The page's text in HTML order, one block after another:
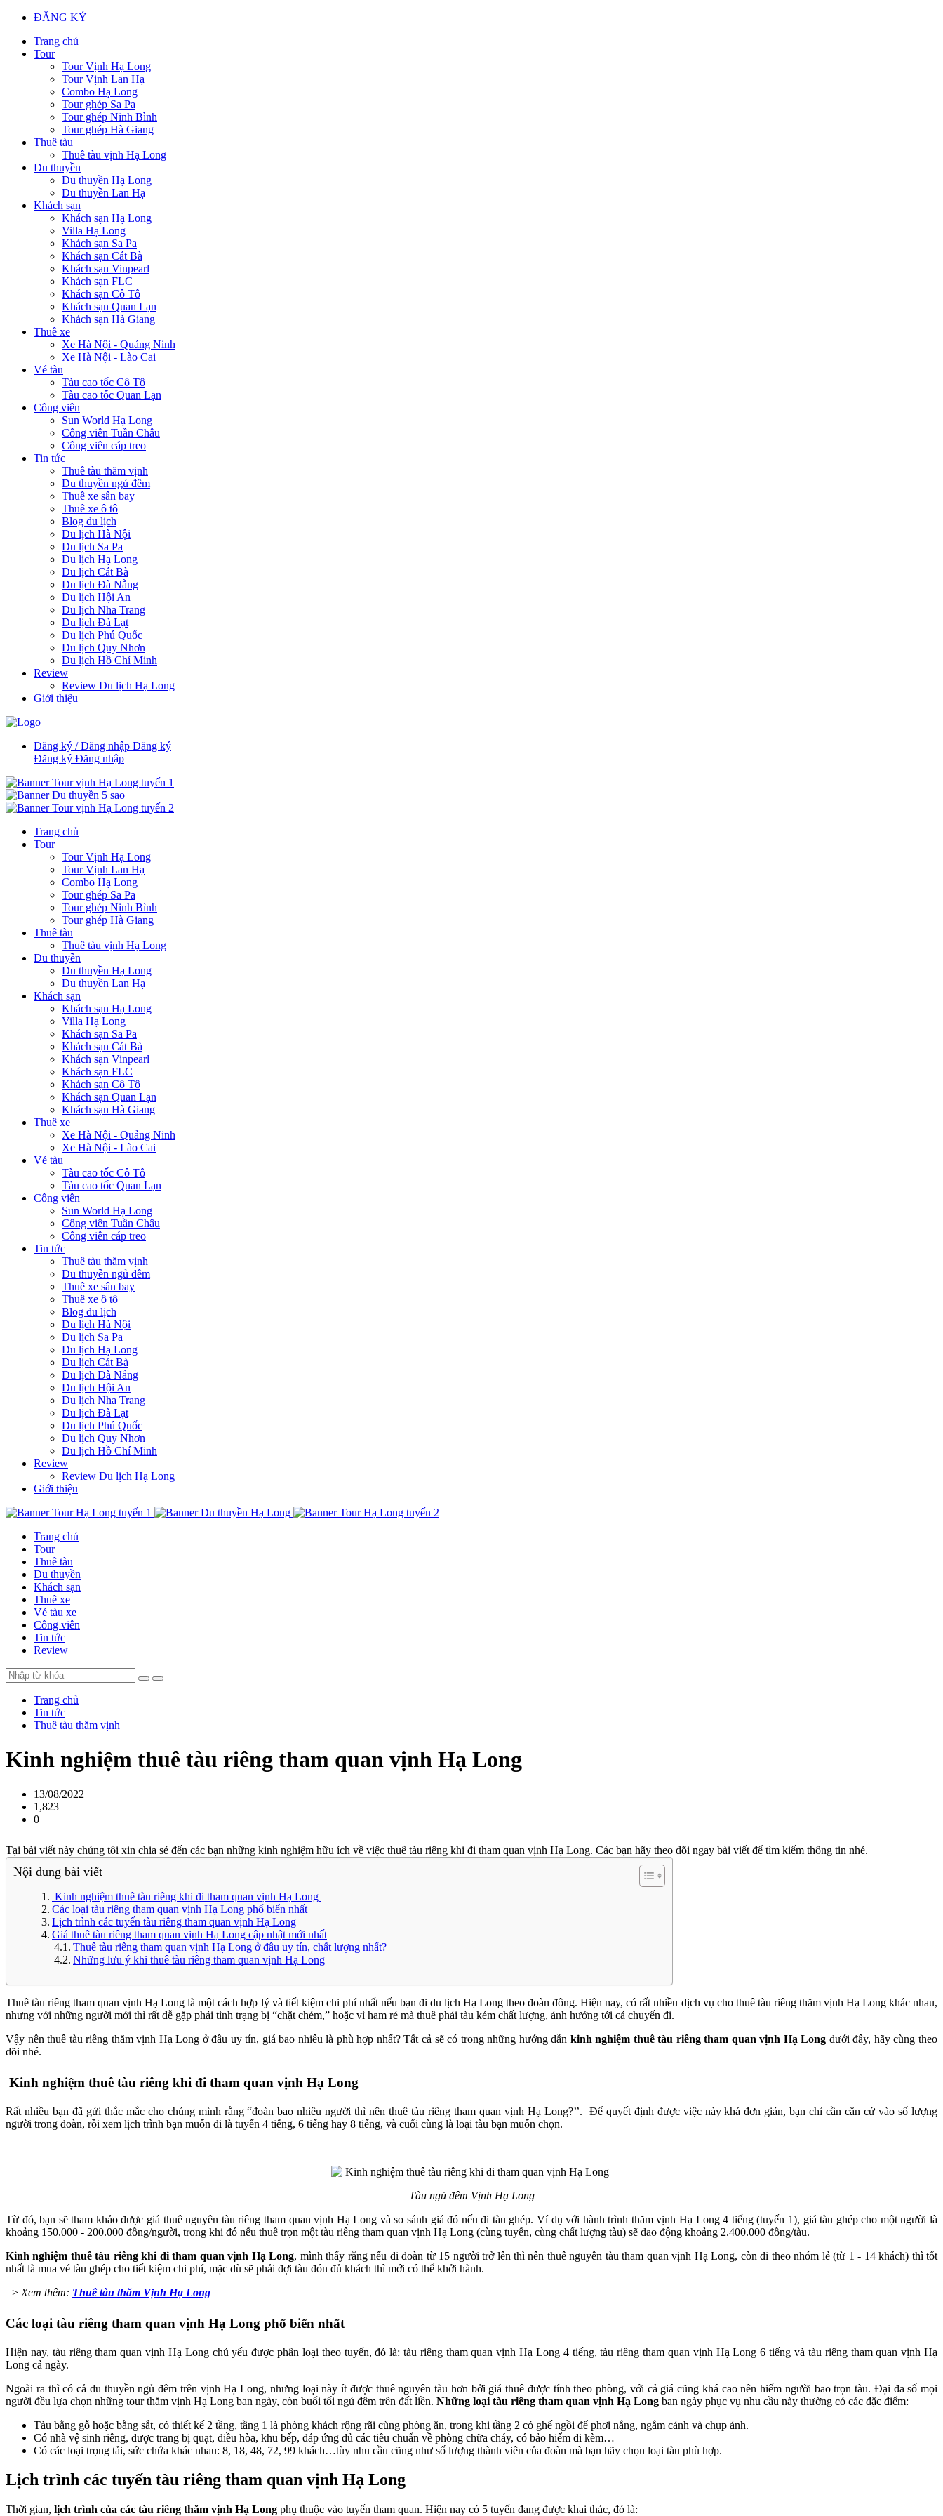
ĐĂNG KÝ
Trang chủ
Tour
Tour Vịnh Hạ Long
Tour Vịnh Lan Hạ
Combo Hạ Long
Tour ghép Sa Pa
Tour ghép Ninh Bình
Tour ghép Hà Giang
Thuê tàu
Thuê tàu vịnh Hạ Long
Du thuyền
Du thuyền Hạ Long
Du thuyền Lan Hạ
Khách sạn
Khách sạn Hạ Long
Villa Hạ Long
Khách sạn Sa Pa
Khách sạn Cát Bà
Khách sạn Vinpearl
Khách sạn FLC
Khách sạn Cô Tô
Khách sạn Quan Lạn
Khách sạn Hà Giang
Thuê xe
Xe Hà Nội - Quảng Ninh
Xe Hà Nội - Lào Cai
Vé tàu
Tàu cao tốc Cô Tô
Tàu cao tốc Quan Lạn
Công viên
Sun World Hạ Long
Công viên Tuần Châu
Công viên cáp treo
Tin tức
Thuê tàu thăm vịnh
Du thuyền ngủ đêm
Thuê xe sân bay
Thuê xe ô tô
Blog du lịch
Du lịch Hà Nội
Du lịch Sa Pa
Du lịch Hạ Long
Du lịch Cát Bà
Du lịch Đà Nẵng
Du lịch Hội An
Du lịch Nha Trang
Du lịch Đà Lạt
Du lịch Phú Quốc
Du lịch Quy Nhơn
Du lịch Hồ Chí Minh
Review
Review Du lịch Hạ Long
Giới thiệu
Đăng ký / Đăng nhập Đăng ký
Đăng ký Đăng nhập
Trang chủ
Tour
Tour Vịnh Hạ Long
Tour Vịnh Lan Hạ
Combo Hạ Long
Tour ghép Sa Pa
Tour ghép Ninh Bình
Tour ghép Hà Giang
Thuê tàu
Thuê tàu vịnh Hạ Long
Du thuyền
Du thuyền Hạ Long
Du thuyền Lan Hạ
Khách sạn
Khách sạn Hạ Long
Villa Hạ Long
Khách sạn Sa Pa
Khách sạn Cát Bà
Khách sạn Vinpearl
Khách sạn FLC
Khách sạn Cô Tô
Khách sạn Quan Lạn
Khách sạn Hà Giang
Thuê xe
Xe Hà Nội - Quảng Ninh
Xe Hà Nội - Lào Cai
Vé tàu
Tàu cao tốc Cô Tô
Tàu cao tốc Quan Lạn
Công viên
Sun World Hạ Long
Công viên Tuần Châu
Công viên cáp treo
Tin tức
Thuê tàu thăm vịnh
Du thuyền ngủ đêm
Thuê xe sân bay
Thuê xe ô tô
Blog du lịch
Du lịch Hà Nội
Du lịch Sa Pa
Du lịch Hạ Long
Du lịch Cát Bà
Du lịch Đà Nẵng
Du lịch Hội An
Du lịch Nha Trang
Du lịch Đà Lạt
Du lịch Phú Quốc
Du lịch Quy Nhơn
Du lịch Hồ Chí Minh
Review
Review Du lịch Hạ Long
Giới thiệu
Trang chủ
Tour
Thuê tàu
Du thuyền
Khách sạn
Thuê xe
Vé tàu xe
Công viên
Tin tức
Review
Trang chủ
Tin tức
Thuê tàu thăm vịnh
Kinh nghiệm thuê tàu riêng tham quan vịnh Hạ Long
13/08/2022
1,823
0
Tại bài viết này chúng tôi xin chia sẻ đến các bạn những kinh nghiệm hữu ích về việc thuê tàu riêng khi đi tham quan vịnh Hạ Long. Các bạn hãy theo dõi ngay bài viết để tìm kiếm thông tin nhé.
Nội dung bài viết
Kinh nghiệm thuê tàu riêng khi đi tham quan vịnh Hạ Long
Các loại tàu riêng tham quan vịnh Hạ Long phổ biển nhất
Lịch trình các tuyến tàu riêng tham quan vịnh Hạ Long
Giá thuê tàu riêng tham quan vịnh Hạ Long cập nhật mới nhất
Thuê tàu riêng tham quan vịnh Hạ Long ở đâu uy tín, chất lượng nhất?
Những lưu ý khi thuê tàu riêng tham quan vịnh Hạ Long
Thuê tàu riêng tham quan vịnh Hạ Long là một cách hợp lý và tiết kiệm chi phí nhất nếu bạn đi du lịch Hạ Long theo đoàn đông. Hiện nay, có rất nhiều dịch vụ cho thuê tàu riêng thăm vịnh Hạ Long khác nhau,
nhưng với những người mới thì rất dễ gặp phải tình trạng bị “chặt chém,” hoặc vì ham rẻ mà thuê phải tàu kém chất lượng, ảnh hưởng tới cả chuyến đi.
Vậy nên thuê tàu riêng thăm vịnh Hạ Long ở đâu uy tín, giá bao nhiêu là phù hợp nhất? Tất cả sẽ có trong những hướng dẫn kinh nghiệm thuê tàu riêng tham quan vịnh Hạ Long dưới đây, hãy cùng theo
dõi nhé.
Kinh nghiệm thuê tàu riêng khi đi tham quan vịnh Hạ Long
Rất nhiều bạn đã gửi thắc mắc cho chúng mình rằng “đoàn bao nhiêu người thì nên thuê tàu riêng tham quan vịnh Hạ Long?’’. Để quyết định được việc này khá đơn giản, bạn chỉ cần căn cứ vào số lượng
người trong đoàn, rồi xem lịch trình bạn muốn đi là tuyến 4 tiếng, 6 tiếng hay 8 tiếng, và cuối cùng là loại tàu bạn muốn chọn.
Tàu ngủ đêm Vịnh Hạ Long
Từ đó, bạn sẽ tham khảo được giá thuê nguyên tàu riêng tham quan vịnh Hạ Long và so sánh giá đó nếu đi tàu ghép. Ví dụ với hành trình thăm vịnh Hạ Long 4 tiếng (tuyến 1), giá tàu ghép cho một người là
khoảng 150.000 - 200.000 đồng/người, trong khi đó nếu thuê trọn một tàu riêng tham quan vịnh Hạ Long (cùng tuyến, cùng chất lượng tàu) sẽ dao động khoảng 2.400.000 đồng/tàu.
Kinh nghiệm thuê tàu riêng khi đi tham quan vịnh Hạ Long, mình thấy rằng nếu đi đoàn từ 15 người trở lên thì nên thuê nguyên tàu tham quan vịnh Hạ Long, còn đi theo nhóm lẻ (từ 1 - 14 khách) thì tốt
nhất là mua vé tàu ghép cho tiết kiệm chi phí, mặc dù sẽ phải đợi tàu đón đủ khách thì mới có thể khởi hành.
=> Xem thêm: Thuê tàu thăm Vịnh Hạ Long
Các loại tàu riêng tham quan vịnh Hạ Long phổ biển nhất
Hiện nay, tàu riêng tham quan vịnh Hạ Long chủ yếu được phân loại theo tuyến, đó là: tàu riêng tham quan vịnh Hạ Long 4 tiếng, tàu riêng tham quan vịnh Hạ Long 6 tiếng và tàu riêng tham quan vịnh Hạ
Long cả ngày.
Ngoài ra thì có cả du thuyền ngủ đêm trên vịnh Hạ Long, nhưng loại này ít được thuê nguyên tàu hơn bởi giá thuê được tính theo phòng, với cả giá cũng khá cao nên hiếm người bao trọn tàu. Đại đa số mọi
người đều lựa chọn những tour thăm vịnh Hạ Long ban ngày, còn buổi tối ngủ đêm trên đất liền. Những loại tàu riêng tham quan vịnh Hạ Long ban ngày phục vụ nhu cầu này thường có các đặc điểm:
Tàu bằng gỗ hoặc bằng sắt, có thiết kế 2 tầng, tầng 1 là phòng khách rộng rãi cùng phòng ăn, trong khi tầng 2 có ghế ngồi để phơi nắng, ngắm cảnh và chụp ảnh.
Có nhà vệ sinh riêng, được trang bị quạt, điều hòa, khu bếp, đáp ứng đủ các tiêu chuẩn về phòng chữa cháy, có bảo hiểm đi kèm…
Có các loại trọng tải, sức chứa khác nhau: 8, 18, 48, 72, 99 khách…tùy nhu cầu cũng như số lượng thành viên của đoàn mà bạn hãy chọn loại tàu phù hợp.
Lịch trình các tuyến tàu riêng tham quan vịnh Hạ Long
Thời gian, lịch trình của các tàu riêng thăm vịnh Hạ Long phụ thuộc vào tuyến tham quan. Hiện nay có 5 tuyến đang được khai thác, đó là: